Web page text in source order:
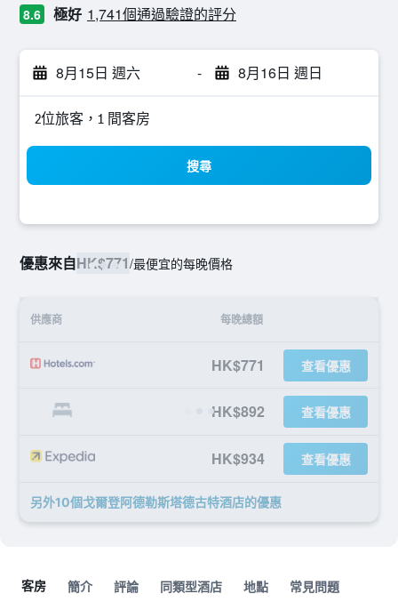
8.6 極好 1,741個通過驗證的評分
8月15日 週六 - 8月16日 週日
2位旅客，1 間客房
搜尋
優惠來自HK$771/最便宜的每晚價格
供應商 每晚總額
HK$771 查看優惠
HK$892 查看優惠
HK$934 查看優惠
另外10個戈爾登阿德勒斯塔德古特酒店​的優惠
客房 簡介 評論 同類型酒店 地點 常見問題